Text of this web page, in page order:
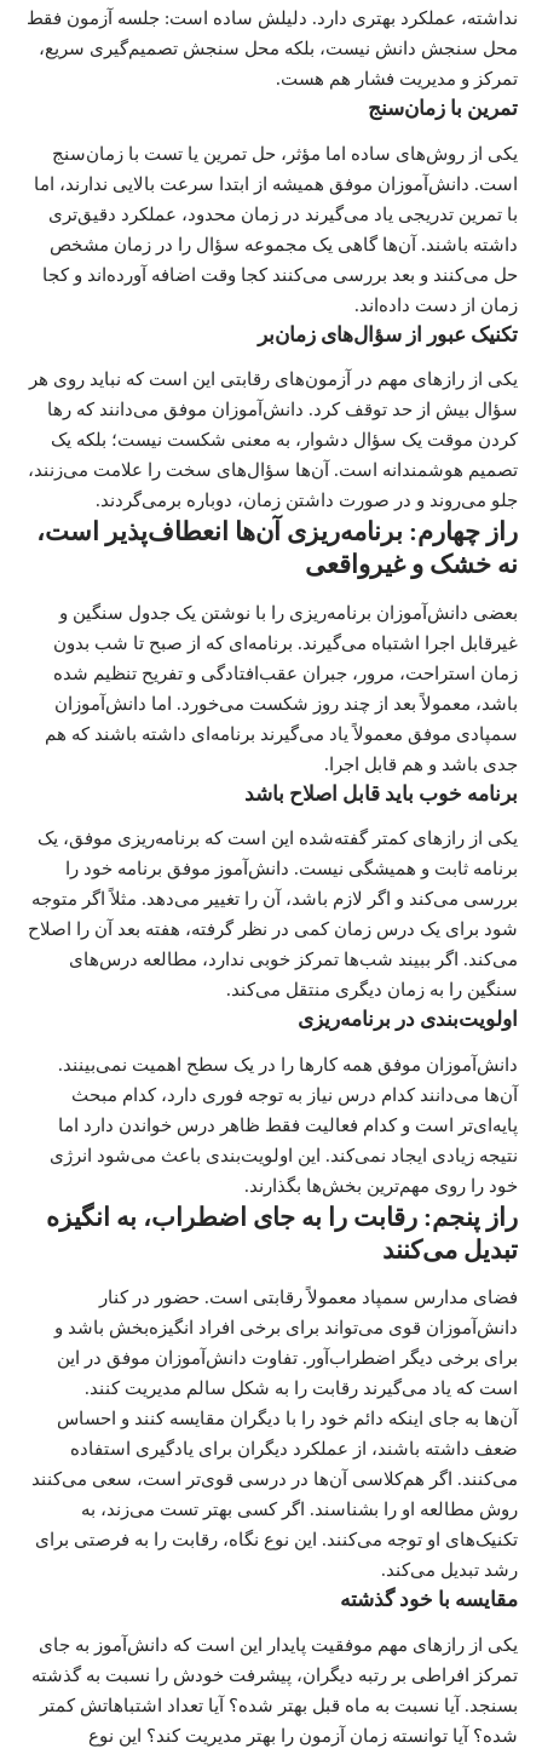
نداشته، عملکرد بهتری دارد. دلیلش ساده است: جلسه آزمون فقط
محل سنجش دانش نیست، بلکه محل سنجش تصمیم‌گیری سریع،
تمرکز و مدیریت فشار هم هست.
تمرین با زمان‌سنج
یکی از روش‌های ساده اما مؤثر، حل تمرین یا تست با زمان‌سنج
است. دانش‌آموزان موفق همیشه از ابتدا سرعت بالایی ندارند، اما
با تمرین تدریجی یاد می‌گیرند در زمان محدود، عملکرد دقیق‌تری
داشته باشند. آن‌ها گاهی یک مجموعه سؤال را در زمان مشخص
حل می‌کنند و بعد بررسی می‌کنند کجا وقت اضافه آورده‌اند و کجا
زمان از دست داده‌اند.
تکنیک عبور از سؤال‌های زمان‌بر
یکی از رازهای مهم در آزمون‌های رقابتی این است که نباید روی هر
سؤال بیش از حد توقف کرد. دانش‌آموزان موفق می‌دانند که رها
کردن موقت یک سؤال دشوار، به معنی شکست نیست؛ بلکه یک
تصمیم هوشمندانه است. آن‌ها سؤال‌های سخت را علامت می‌زنند،
جلو می‌روند و در صورت داشتن زمان، دوباره برمی‌گردند.
راز چهارم: برنامه‌ریزی آن‌ها انعطاف‌پذیر است،
نه خشک و غیرواقعی
بعضی دانش‌آموزان برنامه‌ریزی را با نوشتن یک جدول سنگین و
غیرقابل اجرا اشتباه می‌گیرند. برنامه‌ای که از صبح تا شب بدون
زمان استراحت، مرور، جبران عقب‌افتادگی و تفریح تنظیم شده
باشد، معمولاً بعد از چند روز شکست می‌خورد. اما دانش‌آموزان
سمپادی موفق معمولاً یاد می‌گیرند برنامه‌ای داشته باشند که هم
جدی باشد و هم قابل اجرا.
برنامه خوب باید قابل اصلاح باشد
یکی از رازهای کمتر گفته‌شده این است که برنامه‌ریزی موفق، یک
برنامه ثابت و همیشگی نیست. دانش‌آموز موفق برنامه خود را
بررسی می‌کند و اگر لازم باشد، آن را تغییر می‌دهد. مثلاً اگر متوجه
شود برای یک درس زمان کمی در نظر گرفته، هفته بعد آن را اصلاح
می‌کند. اگر ببیند شب‌ها تمرکز خوبی ندارد، مطالعه درس‌های
سنگین را به زمان دیگری منتقل می‌کند.
اولویت‌بندی در برنامه‌ریزی
دانش‌آموزان موفق همه کارها را در یک سطح اهمیت نمی‌بینند.
آن‌ها می‌دانند کدام درس نیاز به توجه فوری دارد، کدام مبحث
پایه‌ای‌تر است و کدام فعالیت فقط ظاهر درس خواندن دارد اما
نتیجه زیادی ایجاد نمی‌کند. این اولویت‌بندی باعث می‌شود انرژی
خود را روی مهم‌ترین بخش‌ها بگذارند.
راز پنجم: رقابت را به جای اضطراب، به انگیزه
تبدیل می‌کنند
فضای مدارس سمپاد معمولاً رقابتی است. حضور در کنار
دانش‌آموزان قوی می‌تواند برای برخی افراد انگیزه‌بخش باشد و
برای برخی دیگر اضطراب‌آور. تفاوت دانش‌آموزان موفق در این
است که یاد می‌گیرند رقابت را به شکل سالم مدیریت کنند.
آن‌ها به جای اینکه دائم خود را با دیگران مقایسه کنند و احساس
ضعف داشته باشند، از عملکرد دیگران برای یادگیری استفاده
می‌کنند. اگر هم‌کلاسی آن‌ها در درسی قوی‌تر است، سعی می‌کنند
روش مطالعه او را بشناسند. اگر کسی بهتر تست می‌زند، به
تکنیک‌های او توجه می‌کنند. این نوع نگاه، رقابت را به فرصتی برای
رشد تبدیل می‌کند.
مقایسه با خود گذشته
یکی از رازهای مهم موفقیت پایدار این است که دانش‌آموز به جای
تمرکز افراطی بر رتبه دیگران، پیشرفت خودش را نسبت به گذشته
بسنجد. آیا نسبت به ماه قبل بهتر شده؟ آیا تعداد اشتباهاتش کمتر
شده؟ آیا توانسته زمان آزمون را بهتر مدیریت کند؟ این نوع